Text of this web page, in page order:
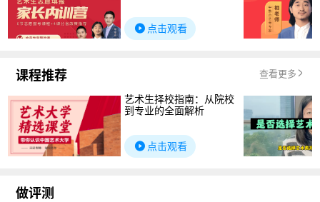
点击观看
课程推荐 查看更多
艺术生择校指南：从院校
到专业的全面解析
点击观看
做评测